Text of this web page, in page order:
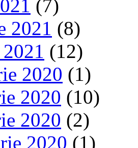
(7)
2021 (8)
(12)
2020 (1)
2020 (10)
2020 (2)
2020 (1)